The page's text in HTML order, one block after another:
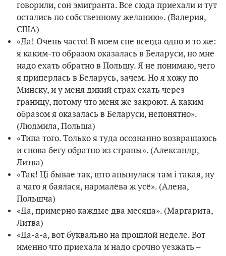
говорили, сон эмигранта. Все сюда приехали и тут
остались по собственному желанию». (Валерия,
США)
«Да! Очень часто! В моем сне всегда одно и то же:
я каким-то образом оказалась в Беларуси, но мне
надо ехать обратно в Польшу. Я не понимаю, чего
я приперлась в Беларусь, зачем. Но я хожу по
Минску, и у меня дикий страх ехать через
границу, потому что меня же закроют. А каким
образом я оказалась в Беларуси, непонятно».
(Людмила, Польша)
«Типа того. Только я туда осознанно возвращаюсь
и снова бегу обратно из страны». (Александр,
Литва)
«Так! Ці бывае так, што апынулася там і такая, ну
а чаго я баялася, нармалёва ж усё». (Алена,
Польшча)
«Да, примерно каждые два месяца». (Маргарита,
Литва)
«Да-а-а, вот буквально на прошлой неделе. Вот
именно что приехала и надо срочно уезжать –